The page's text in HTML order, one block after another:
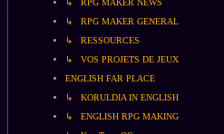
↳ RPG MAKER NEWS
↳ RPG MAKER GENERAL
↳ RESSOURCES
↳ VOS PROJETS DE JEUX
ENGLISH FAR PLACE
↳ KORULDIA IN ENGLISH
↳ ENGLISH RPG MAKING